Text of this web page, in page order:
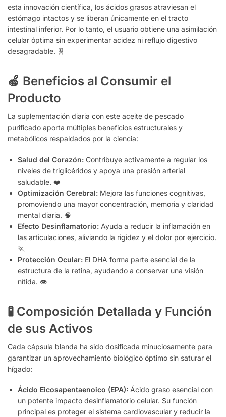
esta innovación científica, los ácidos grasos atraviesan el
estómago intactos y se liberan únicamente en el tracto
intestinal inferior. Por lo tanto, el usuario obtiene una asimilación
celular óptima sin experimentar acidez ni reflujo digestivo
desagradable. 🧬
🍏 Beneficios al Consumir el
Producto
La suplementación diaria con este aceite de pescado
purificado aporta múltiples beneficios estructurales y
metabólicos respaldados por la ciencia:
Salud del Corazón: Contribuye activamente a regular los
niveles de triglicéridos y apoya una presión arterial
saludable. ❤️
Optimización Cerebral: Mejora las funciones cognitivas,
promoviendo una mayor concentración, memoria y claridad
mental diaria. 🧠
Efecto Desinflamatorio: Ayuda a reducir la inflamación en
las articulaciones, aliviando la rigidez y el dolor por ejercicio.
🏃
Protección Ocular: El DHA forma parte esencial de la
estructura de la retina, ayudando a conservar una visión
nítida. 👁️
🧪 Composición Detallada y Función
de sus Activos
Cada cápsula blanda ha sido dosificada minuciosamente para
garantizar un aprovechamiento biológico óptimo sin saturar el
hígado:
Ácido Eicosapentaenoico (EPA): Ácido graso esencial con
un potente impacto desinflamatorio celular. Su función
principal es proteger el sistema cardiovascular y reducir la